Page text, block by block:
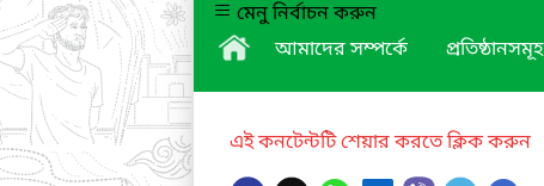
মেনু নির্বাচন করুন
আমাদের সম্পর্কে
প্রতিষ্ঠানসমূহ
এই কনটেন্টটি শেয়ার করতে ক্লিক করুন